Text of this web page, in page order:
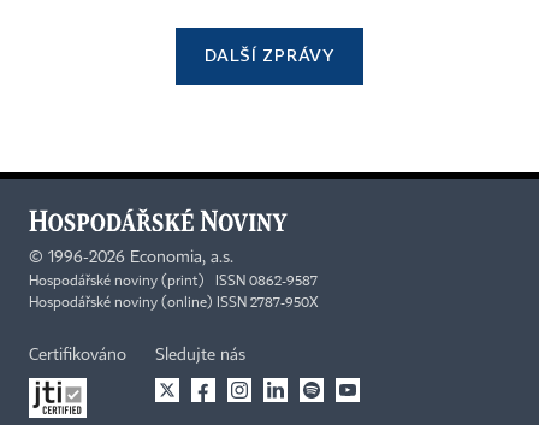
DALŠÍ ZPRÁVY
© 1996-2026 Economia, a.s.
Hospodářské noviny (print) ISSN 0862-9587
Hospodářské noviny (online) ISSN 2787-950X
Certifikováno Sledujte nás